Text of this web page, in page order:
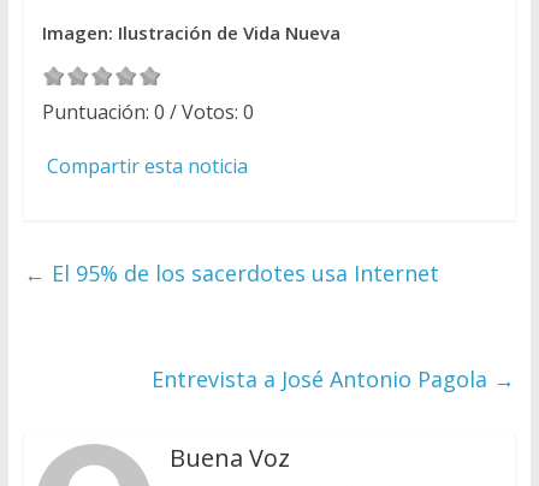
Imagen: Ilustración de Vida Nueva
Puntuación: 0 / Votos: 0
Compartir esta noticia
← El 95% de los sacerdotes usa Internet
Entrevista a José Antonio Pagola →
Buena Voz